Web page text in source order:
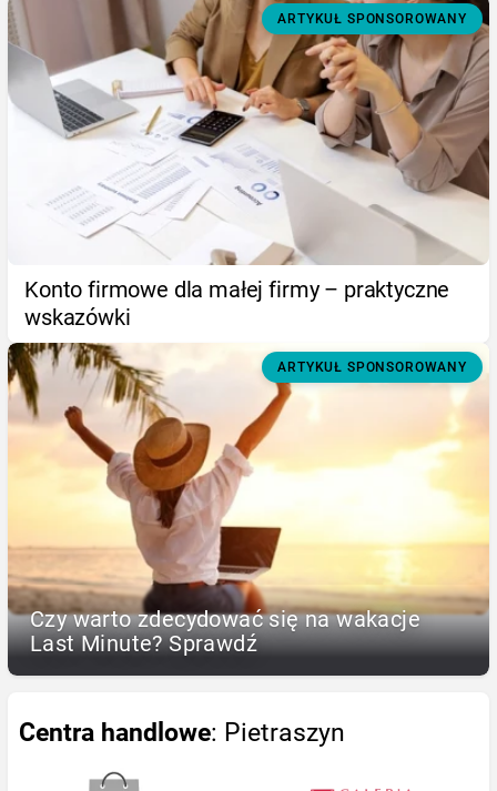
ARTYKUŁ SPONSOROWANY
Konto firmowe dla małej firmy – praktyczne
wskazówki
ARTYKUŁ SPONSOROWANY
Czy warto zdecydować się na wakacje
Last Minute? Sprawdź
Centra handlowe: Pietraszyn